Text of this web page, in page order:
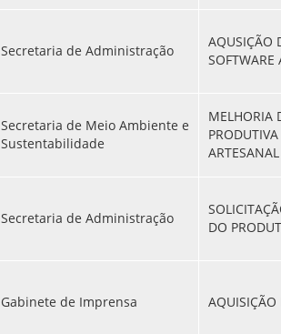
Secretaria de Administração
AQUSIÇÃO
SOFTWARE
Secretaria de Meio Ambiente e
Sustentabilidade
MELHORIA
Secretaria de Administração
DO
Gabinete de Imprensa AQUISIÇÃO